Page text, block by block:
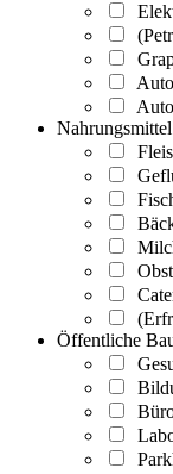
Nahrungsmittel
Öffentliche